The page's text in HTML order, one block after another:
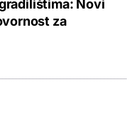
Novi
za